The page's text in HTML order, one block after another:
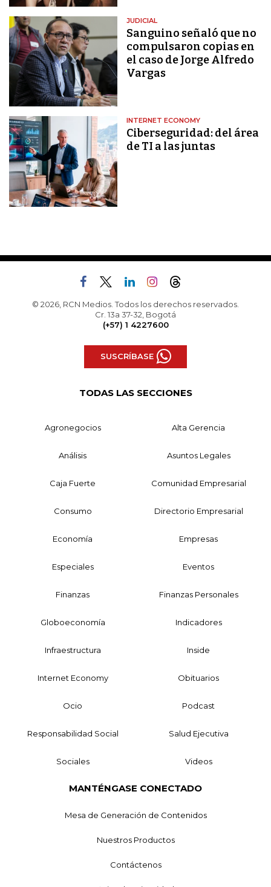
JUDICIAL
Sanguino señaló que no
compulsaron copias en
el caso de Jorge Alfredo
Vargas
INTERNET ECONOMY
Ciberseguridad: del área
de TI a las juntas
© 2026, RCN Medios. Todos los derechos reservados.
Cr. 13a 37-32, Bogotá
(+57) 1 4227600
SUSCRÍBASE
TODAS LAS SECCIONES
Agronegocios Alta Gerencia
Análisis Asuntos Legales
Caja Fuerte Comunidad Empresarial
Consumo Directorio Empresarial
Economía Empresas
Especiales Eventos
Finanzas Finanzas Personales
Globoeconomía Indicadores
Infraestructura Inside
Internet Economy Obituarios
Ocio Podcast
Responsabilidad Social Salud Ejecutiva
Sociales Videos
MANTÉNGASE CONECTADO
Mesa de Generación de Contenidos
Nuestros Productos
Contáctenos